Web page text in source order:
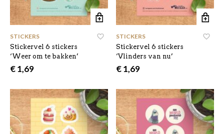
STICKERS
Stickervel 6 stickers
‘Weer om te bakken’
€1,69
STICKERS
Stickervel 6 stickers
‘Vlinders van nu’
€1,69